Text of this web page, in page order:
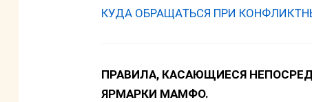
КУДА ОБРАЩАТЬСЯ ПРИ
ПРАВИЛА, КАСАЮЩИЕСЯ
ЯРМАРКИ МАМФО.